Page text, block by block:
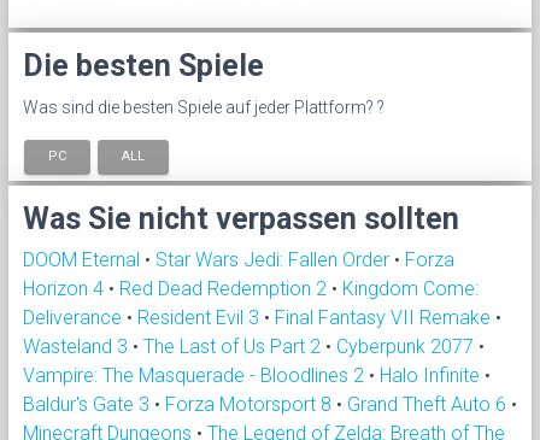
Die besten Spiele
Was sind die besten Spiele auf jeder Plattform? ?
PC ALL
Was Sie nicht verpassen sollten
DOOM Eternal • Star Wars Jedi: Fallen Order • Forza
Horizon 4 • Red Dead Redemption 2 • Kingdom Come:
Deliverance • Resident Evil 3 • Final Fantasy VII Remake •
Wasteland 3 • The Last of Us Part 2 • Cyberpunk 2077 •
Vampire: The Masquerade - Bloodlines 2 • Halo Infinite •
Baldur's Gate 3 • Forza Motorsport 8 • Grand Theft Auto 6 •
Minecraft Dungeons • The Legend of Zelda: Breath of The